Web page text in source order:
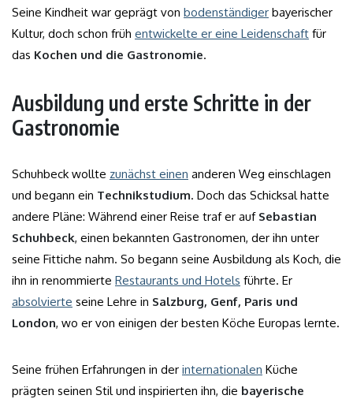
Seine Kindheit war geprägt von bodenständiger bayerischer
Kultur, doch schon früh entwickelte er eine Leidenschaft für
das Kochen und die Gastronomie.
Ausbildung und erste Schritte in der
Gastronomie
Schuhbeck wollte zunächst einen anderen Weg einschlagen
und begann ein Technikstudium. Doch das Schicksal hatte
andere Pläne: Während einer Reise traf er auf Sebastian
Schuhbeck, einen bekannten Gastronomen, der ihn unter
seine Fittiche nahm. So begann seine Ausbildung als Koch, die
ihn in renommierte Restaurants und Hotels führte. Er
absolvierte seine Lehre in Salzburg, Genf, Paris und
London, wo er von einigen der besten Köche Europas lernte.
Seine frühen Erfahrungen in der internationalen Küche
prägten seinen Stil und inspirierten ihn, die bayerische